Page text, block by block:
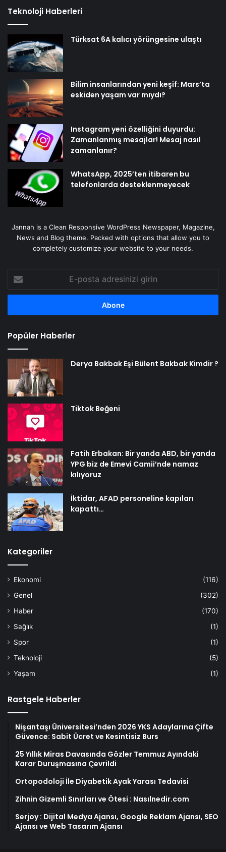
Teknoloji Haberleri
Türksat 6A kalıcı yörüngesine ulaştı
Bilim insanlarından yeni keşif: Mars’ta
eskiden yaşam var mıydı?
Instagram yeni özelliğini duyurdu:
Zamanlanmış mesajlar! Mesaj nasıl
zamanlanır?
WhatsApp, 2025’ten itibaren bu
telefonlarda desteklenmeyecek
Jannah is a Clean Responsive WordPress Newspaper, Magazine,
News and Blog theme. Packed with options that allow you to
completely customize your website to your needs.
posta
adresinizi
Popüler Haberler
Derya Bakbak Eşi Bülent Bakbak Kimdir ?
Tiktok Beğeni
Fatih Erbakan: Bir yanda ABD, bir yanda
YPG biz de Emevi Camii’nde namaz
kılıyoruz
İktidar, AFAD personeline kapıları
kapattı…
Kategoriler
Ekonomi
(116)
Genel
(302)
Haber
(170)
Sağlık
(1)
Spor
(1)
Teknoloji
(5)
Yaşam
(1)
Rastgele Haberler
Nişantaşı Üniversitesi’nden 2026 YKS Adaylarına Çifte
Güvence: Sabit Ücret ve Kesintisiz Burs
25 Yıllık Miras Davasında Gözler Temmuz Ayındaki
Karar Duruşmasına Çevrildi
Ortopodoloji İle Diyabetik Ayak Yarası Tedavisi
Zihnin Gizemli Sınırları ve Ötesi : Nasılnedir.com
Serjoy : Dijital Medya Ajansı, Google Reklam Ajansı, SEO
Ajansı ve Web Tasarım Ajansı